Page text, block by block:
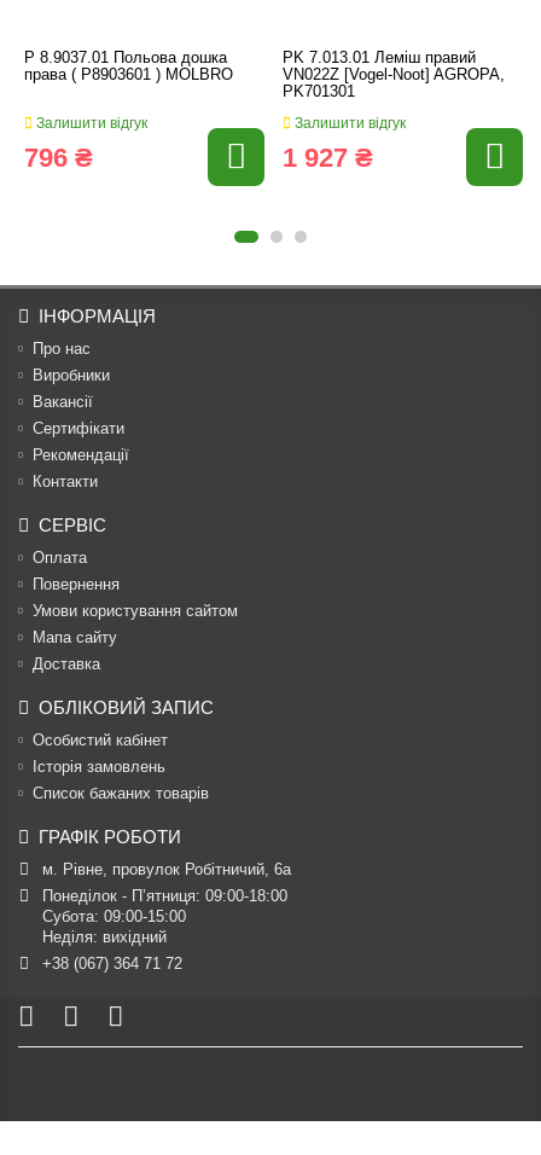
P 8.9037.01 Польова дошка
права ( P8903601 ) MOLBRO
Залишити відгук
796 ₴
PK 7.013.01 Леміш правий
VN022Z [Vogel-Noot] AGROPA,
PK701301
Залишити відгук
1 927 ₴
ІНФОРМАЦІЯ
Про нас
Виробники
Вакансії
Сертифікати
Рекомендації
Контакти
СЕРВІС
Оплата
Повернення
Умови користування сайтом
Мапа сайту
Доставка
ОБЛІКОВИЙ ЗАПИС
Особистий кабінет
Історія замовлень
Список бажаних товарів
ГРАФІК РОБОТИ
м. Рівне, провулок Робітничий, 6а
Понеділок - П’ятниця: 09:00-18:00
Субота: 09:00-15:00
Неділя: вихідний
+38 (067) 364 71 72